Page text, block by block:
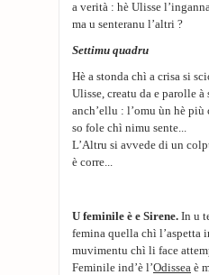
a verità : hè Ulisse
ma u senteranu l’altri ?
Settimu quadru
Hè a stonda chì a crisa si
Ulisse, creatu da e parolle
anch’ellu : l’omu ùn hè più
so fole chì nimu sente...
L’Altru si avvede di un
è corre...
U feminile è e Sirene. In u
femina quella chì l’aspetta
muvimentu chì li face
Feminile ind’è l’Odissea è